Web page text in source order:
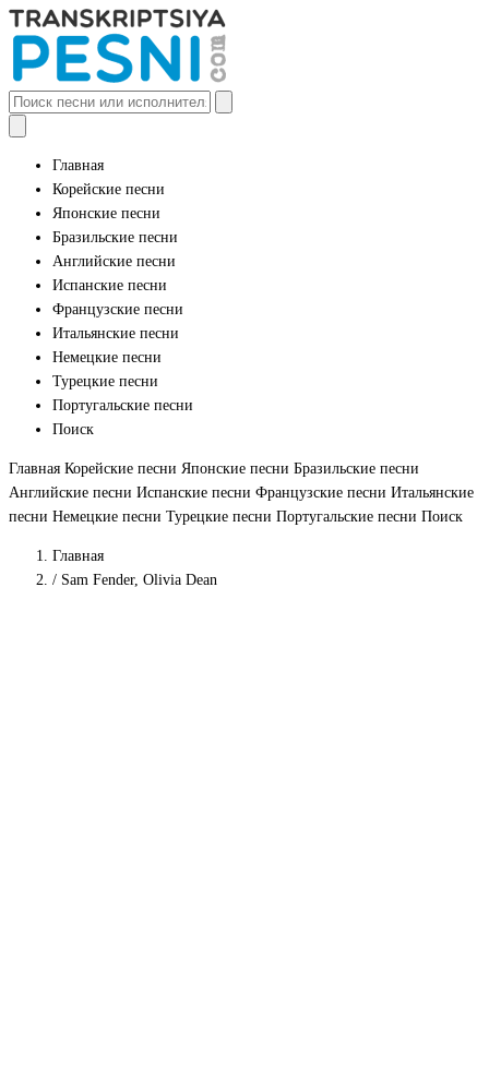
Главная
Корейские песни
Японские песни
Бразильские песни
Английские песни
Испанские песни
Французские песни
Итальянские песни
Немецкие песни
Турецкие песни
Португальские песни
Поиск
Главная Корейские песни Японские песни Бразильские песни
Английские песни Испанские песни Французские песни Итальянские
песни Немецкие песни Турецкие песни Португальские песни Поиск
Главная
/ Sam Fender, Olivia Dean